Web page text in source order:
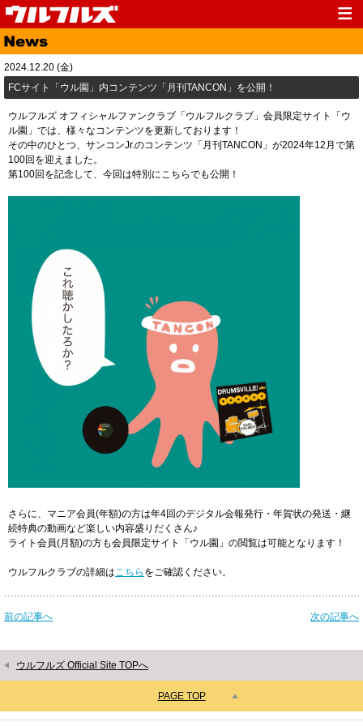
Top
Media Live
Fanclub Goods
Contact Link
2024.12.20 (金)
FCサイト「ウル園」内コンテンツ「月刊TANCON」を公開！
ウルフルズ オフィシャルファンクラブ「ウルフルクラブ」会員限定サイト「ウ
ル園」では、様々なコンテンツを更新しております！
その中のひとつ、サンコンJr.のコンテンツ「月刊TANCON」が2024年12月で第
100回を迎えました。
第100回を記念して、今回は特別にこちらでも公開！
さらに、マニア会員(年額)の方は年4回のデジタル会報発行・年賀状の発送・継
続特典の動画など楽しい内容盛りだくさん♪
ライト会員(月額)の方も会員限定サイト「ウル園」の閲覧は可能となります！
ウルフルクラブの詳細はこちら をご確認ください。
前の記事へ 次の記事へ
ウルフルズ Official Site TOPへ
PAGE TOP